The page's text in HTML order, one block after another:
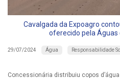
Cavalgada da Expoagro
oferecido pela Águas
29/07/2024 Água Responsabilidade
Concessionária distribuiu copos